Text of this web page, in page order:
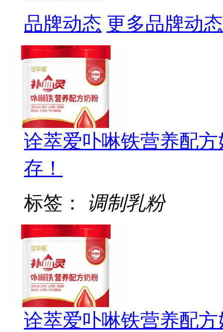
品牌动态 更多品牌动态
诠萃爱卟啉铁营养配
存！
标签： 调制乳粉
诠萃爱卟啉铁营养配